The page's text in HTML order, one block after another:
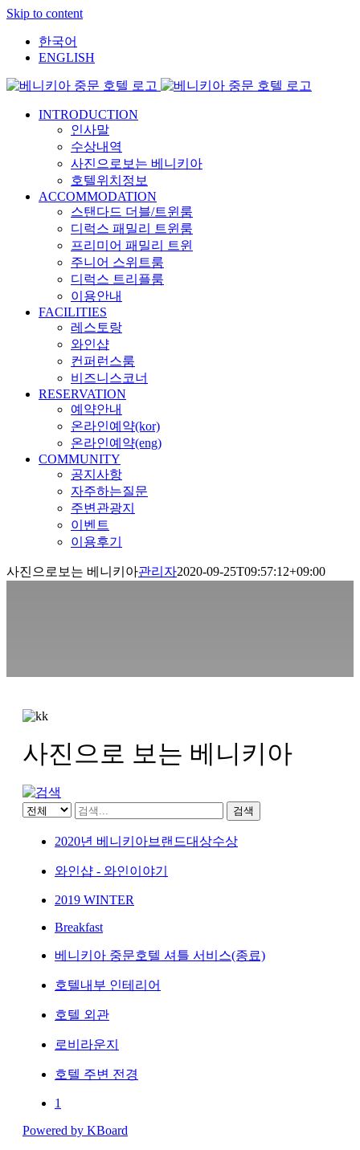
Skip to content
한국어
ENGLISH
INTRODUCTION
인사말
수상내역
사진으로보는 베니키아
호텔위치정보
ACCOMMODATION
스탠다드 더블/트윈룸
디럭스 패밀리 트윈룸
프리미어 패밀리 트윈
주니어 스위트룸
디럭스 트리플룸
이용안내
FACILITIES
레스토랑
와인샵
컨퍼런스룸
비즈니스코너
RESERVATION
예약안내
온라인예약(kor)
온라인예약(eng)
COMMUNITY
공지사항
자주하는질문
주변관광지
이벤트
이용후기
사진으로보는 베니키아관리자2020-09-25T09:57:12+09:00
사진으로 보는 베니키아
검색
2020년 베니키아브랜드대상수상
와인샵 - 와인이야기
2019 WINTER
Breakfast
베니키아 중문호텔 셔틀 서비스(종료)
호텔내부 인테리어
호텔 외관
로비라운지
호텔 주변 전경
1
Powered by KBoard